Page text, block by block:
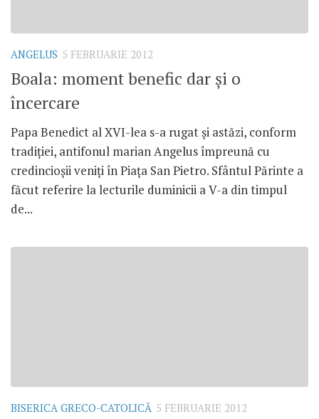
ANGELUS 5 FEBRUARIE 2012
Boala: moment benefic dar şi o
încercare
Papa Benedict al XVI-lea s-a rugat şi astăzi, conform
tradiţiei, antifonul marian Angelus împreună cu
credincioşii veniţi în Piaţa San Pietro. Sfântul Părinte a
făcut referire la lecturile duminicii a V-a din timpul
de...
BISERICA GRECO-CATOLICĂ 5 FEBRUARIE 2012